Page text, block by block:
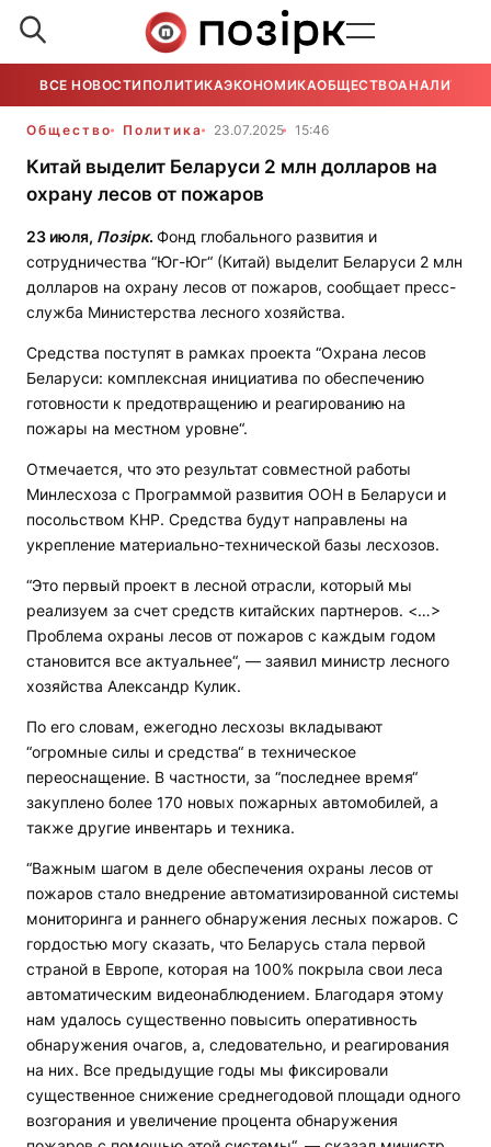
ВСЕ НОВОСТИ ПОЛИТИКАЭКОНОМИКАОБЩЕСТВОАНАЛИТИКА
Общество Политика 23.07.2025 15:46
Китай выделит Беларуси 2 млн долларов на
охрану лесов от пожаров
23 июля, Позірк. Фонд глобального развития и
сотрудничества “Юг-Юг“ (Китай) выделит Беларуси 2 млн
долларов на охрану лесов от пожаров, сообщает пресс-
служба Министерства лесного хозяйства.
Средства поступят в рамках проекта “Охрана лесов
Беларуси: комплексная инициатива по обеспечению
готовности к предотвращению и реагированию на
пожары на местном уровне“.
Отмечается, что это результат совместной работы
Минлесхоза с Программой развития ООН в Беларуси и
посольством КНР. Средства будут направлены на
укрепление материально-технической базы лесхозов.
“Это первый проект в лесной отрасли, который мы
реализуем за счет средств китайских партнеров. <…>
Проблема охраны лесов от пожаров с каждым годом
становится все актуальнее“, — заявил министр лесного
хозяйства Александр Кулик.
По его словам, ежегодно лесхозы вкладывают
“огромные силы и средства“ в техническое
переоснащение. В частности, за “последнее время“
закуплено более 170 новых пожарных автомобилей, а
также другие инвентарь и техника.
“Важным шагом в деле обеспечения охраны лесов от
пожаров стало внедрение автоматизированной системы
мониторинга и раннего обнаружения лесных пожаров. С
гордостью могу сказать, что Беларусь стала первой
страной в Европе, которая на 100% покрыла свои леса
автоматическим видеонаблюдением. Благодаря этому
нам удалось существенно повысить оперативность
обнаружения очагов, а, следовательно, и реагирования
на них. Все предыдущие годы мы фиксировали
существенное снижение среднегодовой площади одного
возгорания и увеличение процента обнаружения